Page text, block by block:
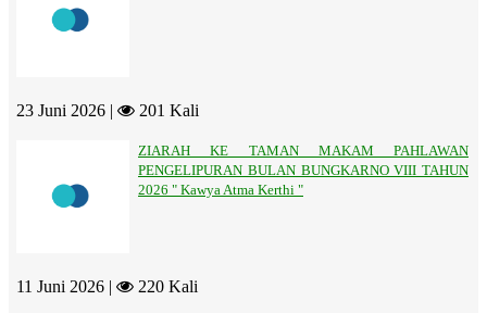
23 Juni 2026 | 201 Kali
ZIARAH KE TAMAN MAKAM PAHLAWAN
PENGELIPURAN BULAN BUNGKARNO VIII TAHUN
2026 " Kawya Atma Kerthi "
11 Juni 2026 | 220 Kali